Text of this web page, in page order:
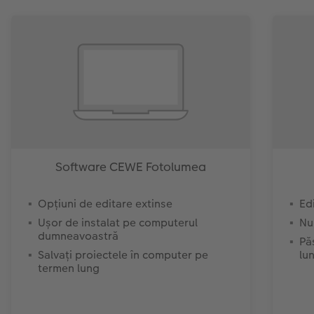
Software CEWE Fotolumea
Opțiuni de editare extinse
Ușor de instalat pe computerul
dumneavoastră
Salvați proiectele în computer pe
termen lung